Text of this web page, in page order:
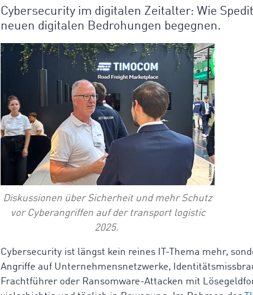
Cybersecurity im digitalen Zeitalter: Wie
neuen digitalen Bedrohungen begegnen.
Diskussionen über Sicherheit und mehr Schutz
vor Cyberangriffen auf der transport logistic
2025.
Cybersecurity ist längst kein reines IT-Thema mehr,
Angriffe auf Unternehmensnetzwerke,
Frachtführer oder Ransomware-Attacken mit